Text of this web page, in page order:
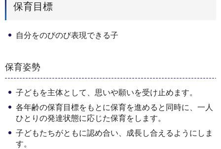
保育目標
自分をのびのび表現できる子
保育姿勢
子どもを主体として、思いや願いを受け止めます。
各年齢の保育目標をもとに保育を進めると同時に、一人
ひとりの発達状態に応じた保育をします。
子どもたちがともに認め合い、成長し合えるようにしま
す。